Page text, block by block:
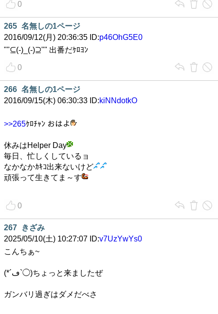
0
265 名無しの1ページ
2016/09/12(月) 20:36:35 ID:p46OhG5E0
""⊆(-)_(-)⊇"" 出番だｹﾛﾖﾝ
0
266 名無しの1ページ
2016/09/15(木) 06:30:33 ID:kiNNdotkO
>>265ｹﾛﾁｬﾝ おはよ
休みはHelper Day
毎日、忙しくしているョ
なかなかｶｷｺ出来ないけど
頑張って生きてま～す
0
267
きざみ
2025/05/10(土) 10:27:07 ID:v7UzYwYs0
こんちぁ~
(*´ڡ`◯)ちょっと来ましたぜ
ガンバリ過ぎはダメだべさ